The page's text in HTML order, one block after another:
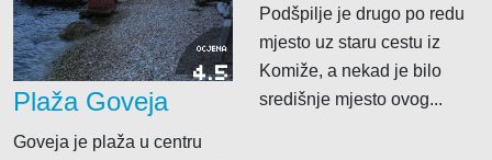
OCJENA
4.5
Plaža Goveja
Goveja je plaža u centru
Podšpilje je drugo po redu
mjesto uz staru cestu iz
Komiže, a nekad je bilo
središnje mjesto ovog...